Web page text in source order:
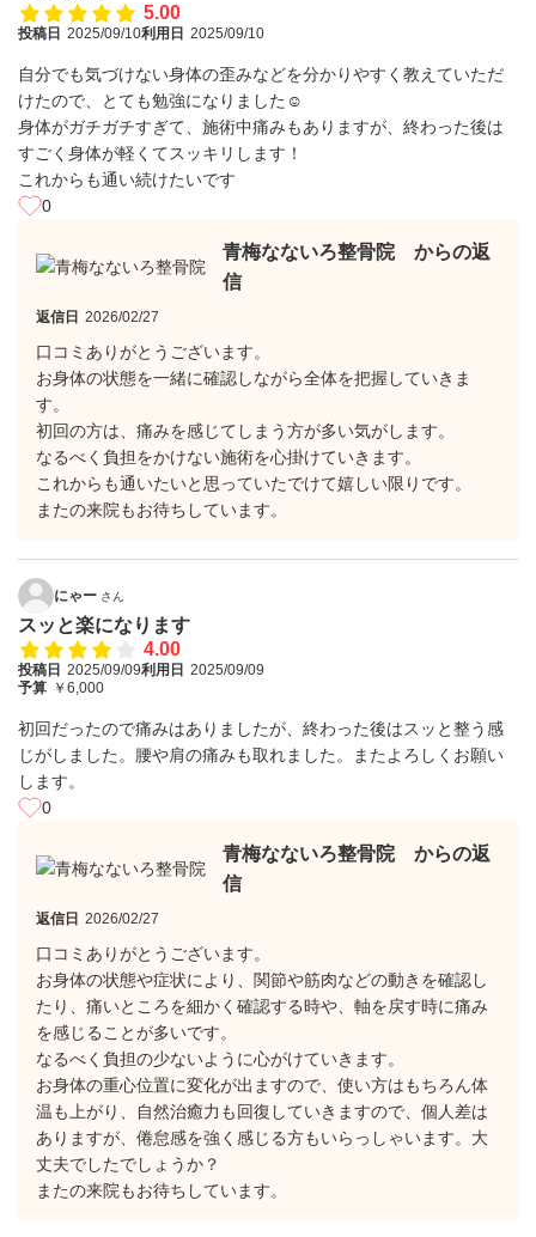
5.00
投稿日 2025/09/10利用日 2025/09/10
自分でも気づけない身体の歪みなどを分かりやすく教えていただ
けたので、とても勉強になりました☺︎
身体がガチガチすぎて、施術中痛みもありますが、終わった後は
すごく身体が軽くてスッキリします！
これからも通い続けたいです
0
青梅なないろ整骨院 からの返
信
返信日 2026/02/27
口コミありがとうございます。
お身体の状態を一緒に確認しながら全体を把握していきま
す。
初回の方は、痛みを感じてしまう方が多い気がします。
なるべく負担をかけない施術を心掛けていきます。
これからも通いたいと思っていたでけて嬉しい限りです。
またの来院もお待ちしています。
にゃー さん
スッと楽になります
4.00
投稿日 2025/09/09利用日 2025/09/09
予算 ￥6,000
初回だったので痛みはありましたが、終わった後はスッと整う感
じがしました。腰や肩の痛みも取れました。またよろしくお願い
します。
0
青梅なないろ整骨院 からの返
信
返信日 2026/02/27
口コミありがとうございます。
お身体の状態や症状により、関節や筋肉などの動きを確認し
たり、痛いところを細かく確認する時や、軸を戻す時に痛み
を感じることが多いです。
なるべく負担の少ないように心がけていきます。
お身体の重心位置に変化が出ますので、使い方はもちろん体
温も上がり、自然治癒力も回復していきますので、個人差は
ありますが、倦怠感を強く感じる方もいらっしゃいます。大
丈夫でしたでしょうか？
またの来院もお待ちしています。